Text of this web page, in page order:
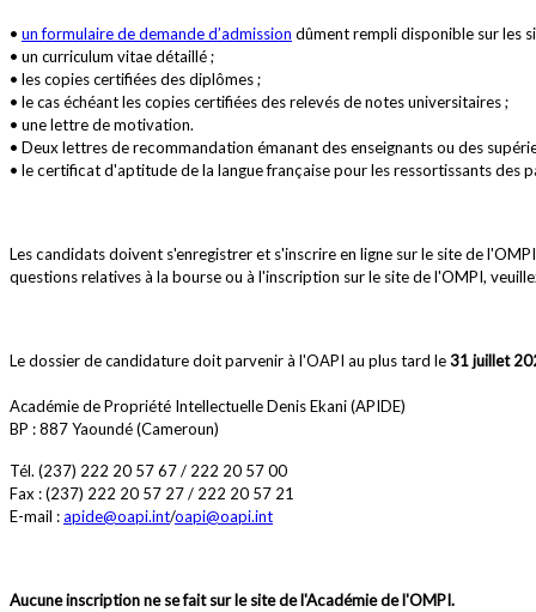
• un formulaire de demande d’admission dûment rempli disponible sur les
• un curriculum vitae détaillé ;
• les copies certifiées des diplômes ;
• le cas échéant les copies certifiées des relevés de notes universitaires ;
• une lettre de motivation.
• Deux lettres de recommandation émanant des enseignants ou des
• le certificat d'aptitude de la langue française pour les ressortissants des
Les candidats doivent s'enregistrer et s'inscrire en ligne sur le site de
questions relatives à la bourse ou à l'inscription sur le site de l'OMPI,
Le dossier de candidature doit parvenir à l'OAPI au plus tard le31 juillet
Académie de Propriété Intellectuelle Denis Ekani (APIDE)
BP : 887 Yaoundé (Cameroun)
Tél. (237) 222 20 57 67 / 222 20 57 00
Fax : (237) 222 20 57 27 / 222 20 57 21
E-mail :apide@oapi.int/oapi@oapi.int
Aucune inscription ne se fait sur le site de l'Académie de l'OMPI.